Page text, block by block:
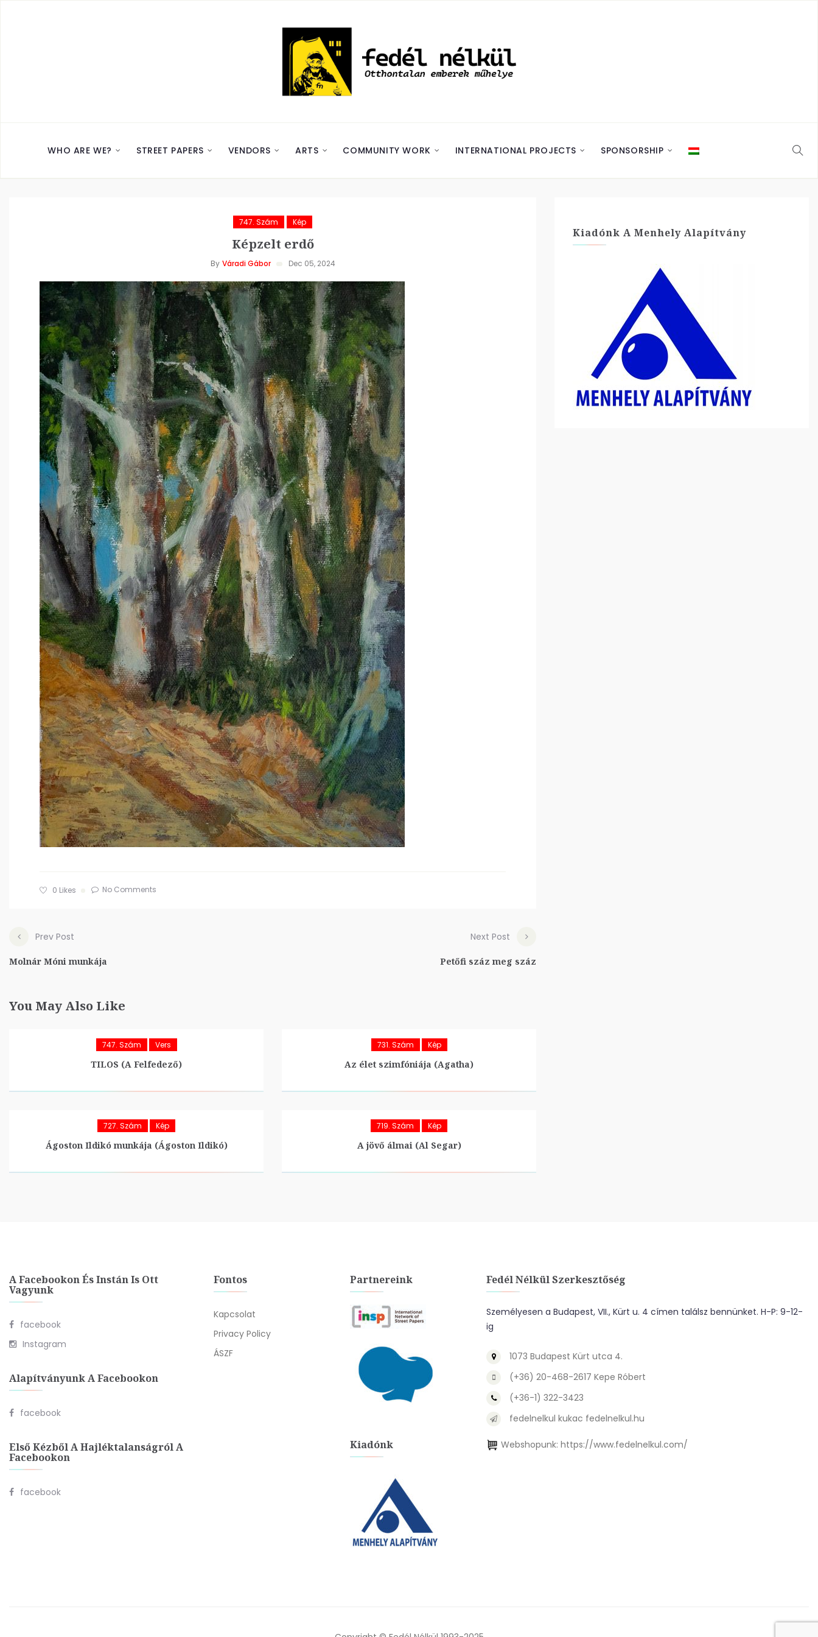
WHO ARE WE? STREET PAPERS VENDORS ARTS COMMUNITY WORK INTERNATIONAL PROJECTS SPONSORSHIP
747. Szám Kép
Képzelt erdő
By Váradi Gábor Dec 05, 2024
0 Likes No Comments
Prev Post
Molnár Móni munkája
Next Post
Petőfi száz meg száz
You May Also Like
747. Szám Vers
TILOS (A Felfedező)
731. Szám Kép
Az élet szimfóniája (Agatha)
727. Szám Kép
Ágoston Ildikó munkája (Ágoston Ildikó)
719. Szám Kép
A jövő álmai (Al Segar)
Kiadónk A Menhely Alapítvány
A Facebookon És Instán Is Ott
Vagyunk
facebook
Instagram
Alapítványunk A Facebookon
facebook
Első Kézből A Hajléktalanságról A
Facebookon
facebook
Fontos
Kapcsolat
Privacy Policy
ÁSZF
Partnereink
Kiadónk
Fedél Nélkül Szerkesztőség
Személyesen a Budapest, VII., Kürt u. 4 címen találsz bennünket. H-P: 9-12-
ig
1073 Budapest Kürt utca 4.
(+36) 20-468-2617 Kepe Róbert
(+36-1) 322-3423
fedelnelkul kukac fedelnelkul.hu
Webshopunk: https://www.fedelnelkul.com/